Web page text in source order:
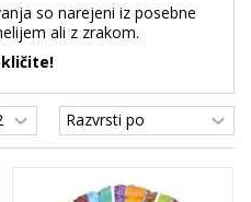
so narejeni iz posebne
ali z zrakom.